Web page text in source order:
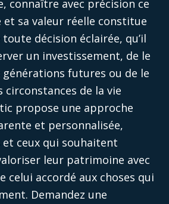
connaître avec précision ce
et sa valeur réelle constitue
décision éclairée, qu’il
un investissement, de le
futures ou de le
circonstances de la vie
propose une approche
et personnalisée,
et ceux qui souhaitent
leur patrimoine avec
celui accordé aux choses qui
Demandez une